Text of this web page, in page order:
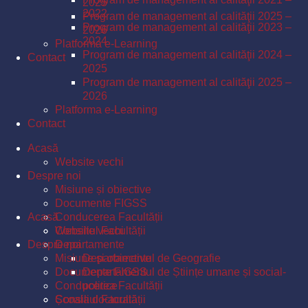
2025
Program de management al calităţii 2025 –
2026
Platforma e-Learning
Contact
2022
Program de management al calităţii 2023 –
2024
Program de management al calităţii 2024 –
2025
Program de management al calităţii 2025 –
2026
Platforma e-Learning
Contact
Acasă
Website vechi
Despre noi
Misiune și obiective
Documente FIGSS
Conducerea Facultății
Consiliul Facultății
Departamente
Departamentul de Geografie
Departamentul de Științe umane și social-
politice
Școala doctorală
Acasă
Website vechi
Despre noi
Misiune și obiective
Documente FIGSS
Conducerea Facultății
Consiliul Facultății